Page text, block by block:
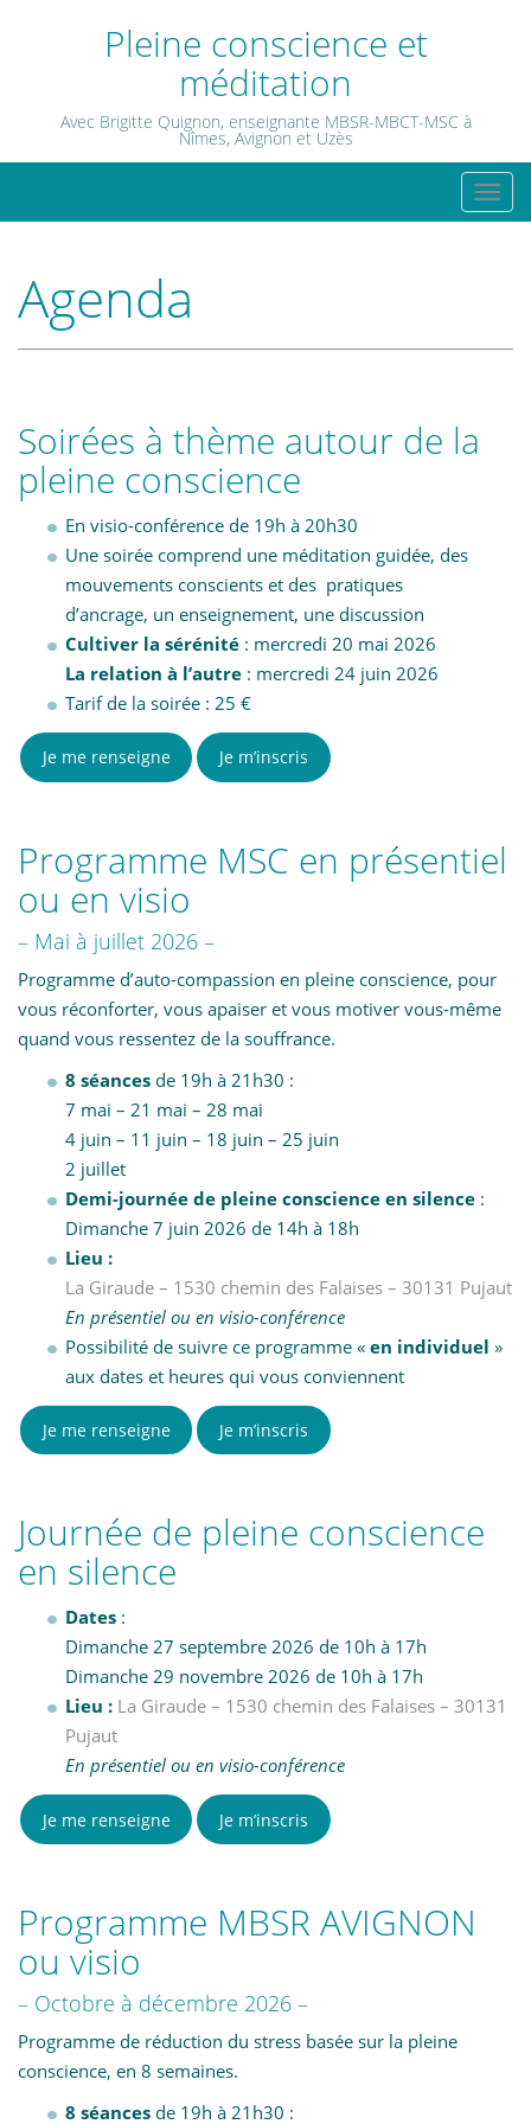
Pleine conscience et
méditation
Avec Brigitte Quignon, enseignante MBSR-MBCT-MSC à
Nîmes, Avignon et Uzès
T
o
e
Agenda
Soirées à thème autour de la
pleine conscience
En visio-conférence de 19h à 20h30
Une soirée comprend une méditation guidée, des
mouvements conscients et des pratiques
d’ancrage, un enseignement, une discussion
Cultiver la sérénité : mercredi 20 mai 2026
La relation à l’autre : mercredi 24 juin 2026
Tarif de la soirée : 25 €
Je me renseigne Je m’inscris
Programme MSC en présentiel
ou en visio
– Mai à juillet 2026 –
Programme d’auto-compassion en pleine conscience, pour
vous réconforter, vous apaiser et vous motiver vous-même
quand vous ressentez de la souffrance.
8 séances de 19h à 21h30 :
7 mai – 21 mai – 28 mai
4 juin – 11 juin – 18 juin – 25 juin
2 juillet
Demi-journée de pleine conscience en silence :
Dimanche 7 juin 2026 de 14h à 18h
Lieu :
La Giraude – 1530 chemin des Falaises – 30131 Pujaut
En présentiel ou en visio-conférence
Possibilité de suivre ce programme « en individuel »
aux dates et heures qui vous conviennent
Je me renseigne Je m’inscris
Journée de pleine conscience
en silence
Dates :
Dimanche 27 septembre 2026 de 10h à 17h
Dimanche 29 novembre 2026 de 10h à 17h
Lieu : La Giraude – 1530 chemin des Falaises – 30131
Pujaut
En présentiel ou en visio-conférence
Je me renseigne Je m’inscris
Programme MBSR AVIGNON
ou visio
– Octobre à décembre 2026 –
Programme de réduction du stress basée sur la pleine
conscience, en 8 semaines.
8 séances de 19h à 21h30 :